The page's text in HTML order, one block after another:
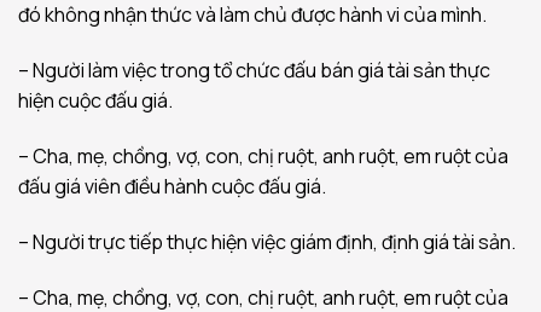
đó không nhận thức và làm chủ được hành vi của mình.
– Người làm việc trong tổ chức đấu bán giá tài sản thực
hiện cuộc đấu giá.
– Cha, mẹ, chồng, vợ, con, chị ruột, anh ruột, em ruột của
đấu giá viên điều hành cuộc đấu giá.
– Người trực tiếp thực hiện việc giám định, định giá tài sản.
– Cha, mẹ, chồng, vợ, con, chị ruột, anh ruột, em ruột của